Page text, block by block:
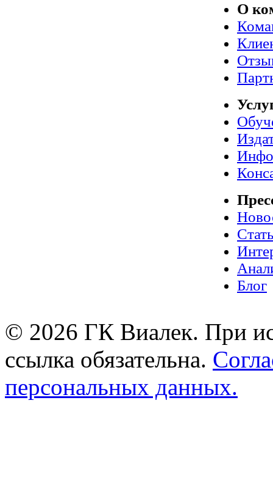
О
Блог
© 2026 ГК Виалек. При
ссылка обязательна.
персональных данных.